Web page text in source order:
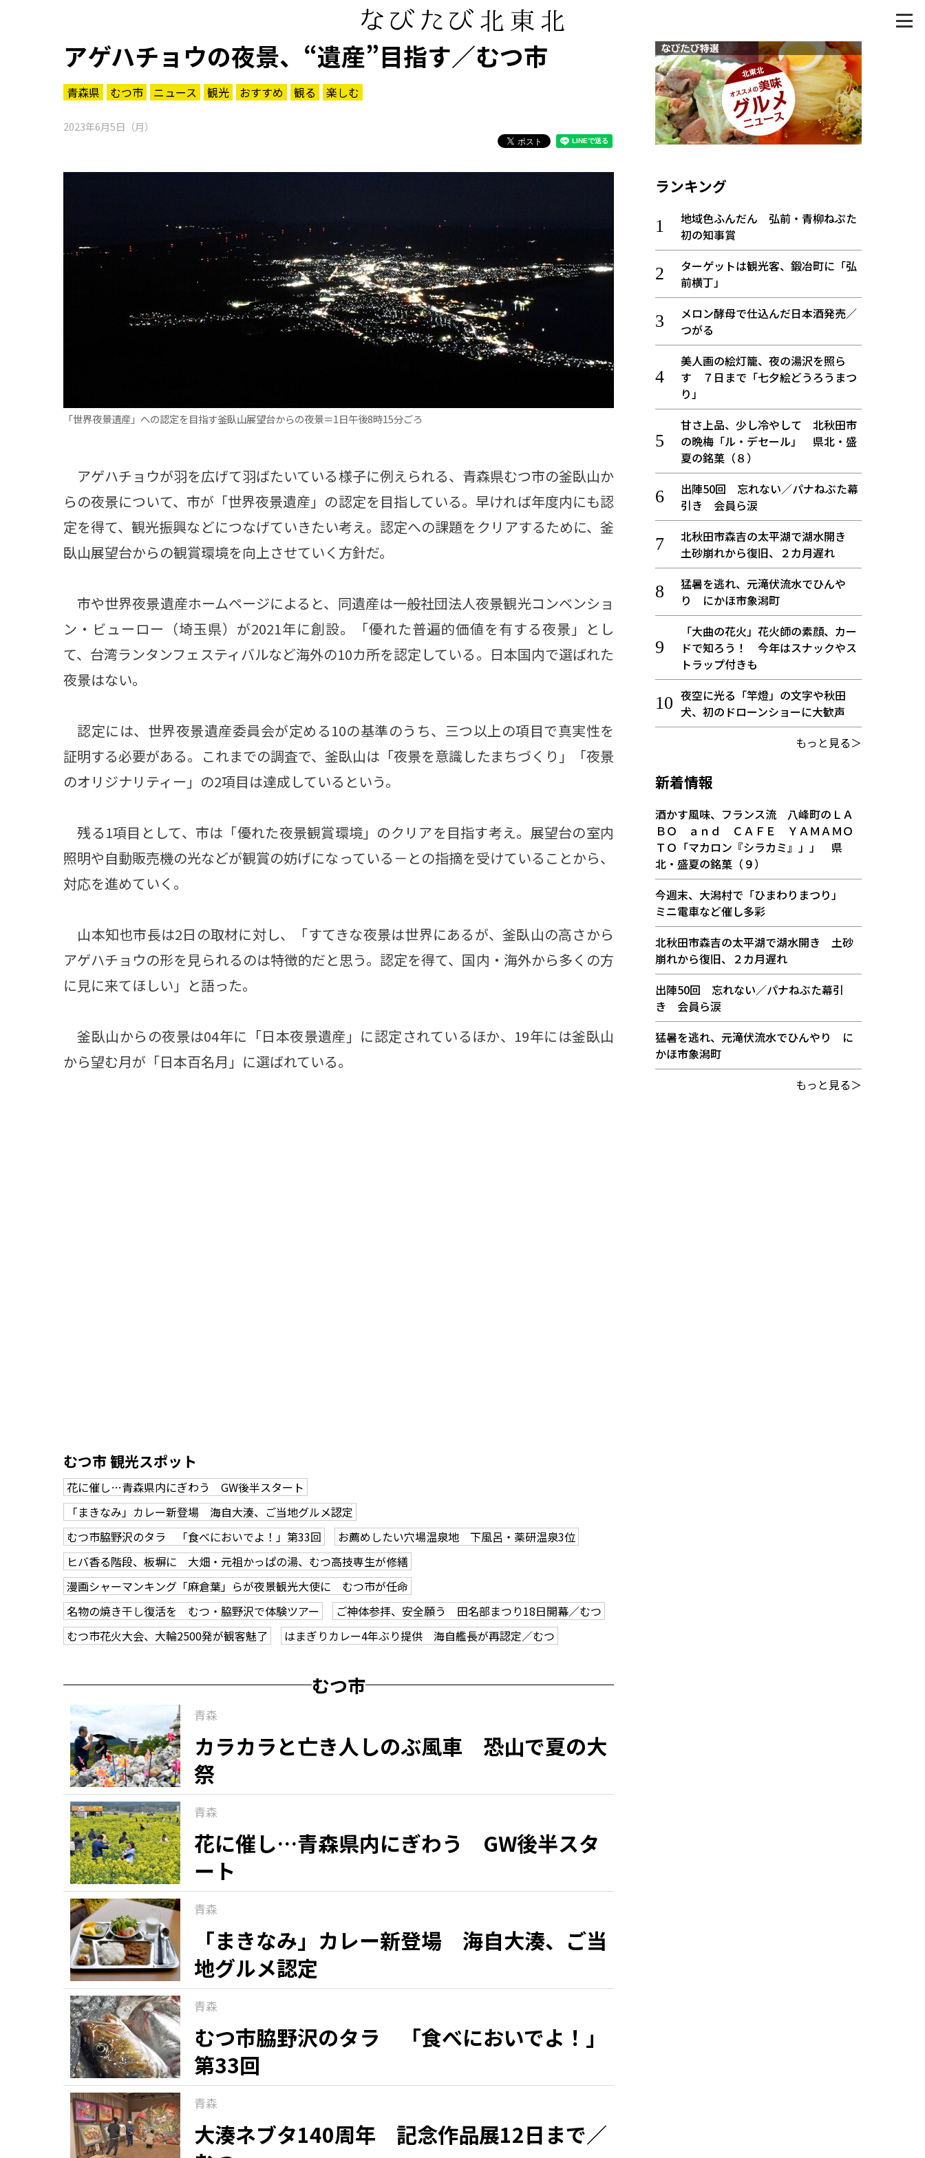
アゲハチョウの夜景、“遺産”目指す／むつ市
青森県 むつ市 ニュース 観光 おすすめ 観る 楽しむ
2023年6月5日（月）
「世界夜景遺産」への認定を目指す釜臥山展望台からの夜景＝1日午後8時15分ごろ
アゲハチョウが羽を広げて羽ばたいている様子に例えられる、青森県むつ市の釜臥山か
らの夜景について、市が「世界夜景遺産」の認定を目指している。早ければ年度内にも認
定を得て、観光振興などにつなげていきたい考え。認定への課題をクリアするために、釜
臥山展望台からの観賞環境を向上させていく方針だ。
市や世界夜景遺産ホームページによると、同遺産は一般社団法人夜景観光コンベンショ
ン・ビューロー（埼玉県）が2021年に創設。「優れた普遍的価値を有する夜景」とし
て、台湾ランタンフェスティバルなど海外の10カ所を認定している。日本国内で選ばれた
夜景はない。
認定には、世界夜景遺産委員会が定める10の基準のうち、三つ以上の項目で真実性を
証明する必要がある。これまでの調査で、釜臥山は「夜景を意識したまちづくり」「夜景
のオリジナリティー」の2項目は達成しているという。
残る1項目として、市は「優れた夜景観賞環境」のクリアを目指す考え。展望台の室内
照明や自動販売機の光などが観賞の妨げになっている－との指摘を受けていることから、
対応を進めていく。
山本知也市長は2日の取材に対し、「すてきな夜景は世界にあるが、釜臥山の高さから
アゲハチョウの形を見られるのは特徴的だと思う。認定を得て、国内・海外から多くの方
に見に来てほしい」と語った。
釜臥山からの夜景は04年に「日本夜景遺産」に認定されているほか、19年には釜臥山
から望む月が「日本百名月」に選ばれている。
むつ市 観光スポット
花に催し…青森県内にぎわう GW後半スタート
「まきなみ」カレー新登場 海自大湊、ご当地グルメ認定
むつ市脇野沢のタラ 「食べにおいでよ！」第33回
お薦めしたい穴場温泉地 下風呂・薬研温泉3位
ヒバ香る階段、板塀に 大畑・元祖かっぱの湯、むつ高技専生が修繕
漫画シャーマンキング「麻倉葉」らが夜景観光大使に むつ市が任命
名物の焼き干し復活を むつ・脇野沢で体験ツアー
ご神体参拝、安全願う 田名部まつり18日開幕／むつ
むつ市花火大会、大輪2500発が観客魅了
はまぎりカレー4年ぶり提供 海自艦長が再認定／むつ
むつ市
青森
カラカラと亡き人しのぶ風車 恐山で夏の大
祭
青森
花に催し…青森県内にぎわう GW後半スタ
ート
青森
「まきなみ」カレー新登場 海自大湊、ご当
地グルメ認定
青森
むつ市脇野沢のタラ 「食べにおいでよ！」
第33回
青森
大湊ネブタ140周年 記念作品展12日まで／
ランキング
地域色ふんだん 弘前・青柳ねぷた
初の知事賞
ターゲットは観光客、鍛冶町に「弘
前横丁」
メロン酵母で仕込んだ日本酒発売／
つがる
美人画の絵灯籠、夜の湯沢を照ら
す ７日まで「七夕絵どうろうまつ
り」
甘さ上品、少し冷やして 北秋田市
の晩梅「ル・デセール」 県北・盛
夏の銘菓（８）
出陣50回 忘れない／パナねぶた幕
引き 会員ら涙
北秋田市森吉の太平湖で湖水開き
土砂崩れから復旧、２カ月遅れ
猛暑を逃れ、元滝伏流水でひんや
り にかほ市象潟町
「大曲の花火」花火師の素顔、カー
ドで知ろう！ 今年はスナックやス
トラップ付きも
夜空に光る「竿燈」の文字や秋田
犬、初のドローンショーに大歓声
もっと見る＞
新着情報
酒かす風味、フランス流 八峰町のＬＡ
ＢＯ ａｎｄ ＣＡＦＥ ＹＡＭＡＭＯ
ＴＯ「マカロン『シラカミ』」」 県
北・盛夏の銘菓（９）
今週末、大潟村で「ひまわりまつり」
ミニ電車など催し多彩
北秋田市森吉の太平湖で湖水開き 土砂
崩れから復旧、２カ月遅れ
出陣50回 忘れない／パナねぶた幕引
き 会員ら涙
猛暑を逃れ、元滝伏流水でひんやり に
かほ市象潟町
もっと見る＞